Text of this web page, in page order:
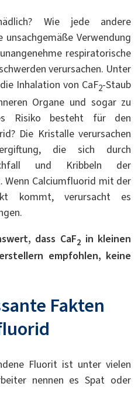
Wie jede andere
unsachgemäße Verwendung
respiratorische
verursachen. Unter
Inhalation von CaF2-Staub
Organe und sogar zu
Risiko besteht für den
Die Kristalle verursachen
die sich durch
und Kribbeln der
Calciumfluorid mit der
kommt, verursacht es
dass CaF2 in kleinen
empfohlen, keine
Fakten
Fluorit ist unter vielen
nennen es Spat oder